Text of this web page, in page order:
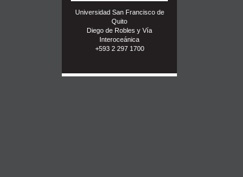
Universidad San Francisco de
Quito
Diego de Robles y Vía
Interoceánica
+593 2 297 1700